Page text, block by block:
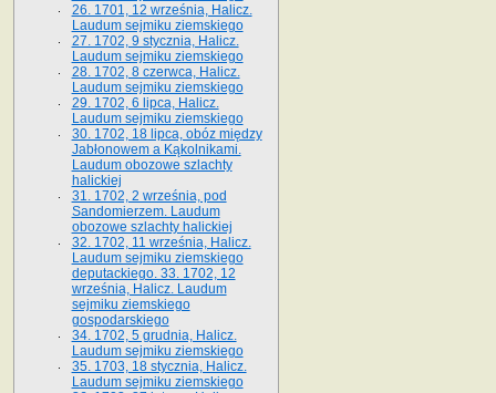
26. 1701, 12 września, Halicz.
Laudum sejmiku ziemskiego
27. 1702, 9 stycznia, Halicz.
Laudum sejmiku ziemskiego
28. 1702, 8 czerwca, Halicz.
Laudum sejmiku ziemskiego
29. 1702, 6 lipca, Halicz.
Laudum sejmiku ziemskiego
30. 1702, 18 lipca, obóz między
Jabłonowem a Kąkolnikami.
Laudum obozowe szlachty
halickiej
31. 1702, 2 września, pod
Sandomierzem. Laudum
obozowe szlachty halickiej
32. 1702, 11 września, Halicz.
Laudum sejmiku ziemskiego
deputackiego. 33. 1702, 12
września, Halicz. Laudum
sejmiku ziemskiego
gospodarskiego
34. 1702, 5 grudnia, Halicz.
Laudum sejmiku ziemskiego
35. 1703, 18 stycznia, Halicz.
Laudum sejmiku ziemskiego